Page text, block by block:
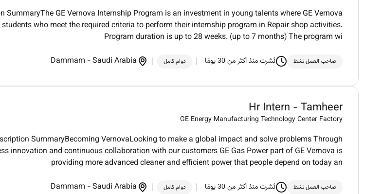
SummaryThe GE Vernova Internship Program is an investment in young talents where GE Vernova
who meet the required criteria to perform their internship program in Repair shop activities.
Program duration is up to 28 weeks. (up to 7 months) The program wi
صاحب العمل نشط نُشرت منذ أكثر من 30 يومًا دوام كامل Dammam -Saudi Arabia
Hr Intern - Tamheer
GE Energy Manufacturing Technology Center Factory
SummaryBecoming VernovaLooking to make a global impact and solve problems Through
innovation and continuous collaboration with our customers GE Gas Power part of GE Vernova is
providing more advanced cleaner and efficient power that people depend on today an
صاحب العمل نشط نُشرت منذ أكثر من 30 يومًا دوام كامل Dammam -Saudi Arabia